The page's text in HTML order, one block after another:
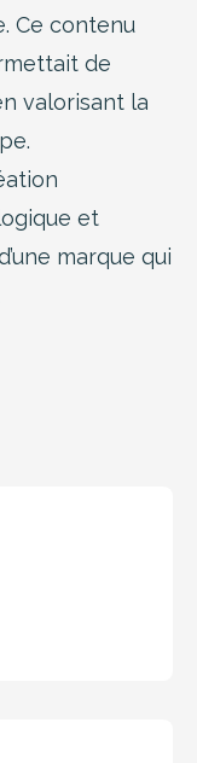
Ce contenu
de
valorisant la
et
marque qui